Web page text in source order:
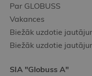
Par GLOBUSS
Vakances
Biežāk uzdotie
Biežāk uzdotie
SIA "Globuss A"